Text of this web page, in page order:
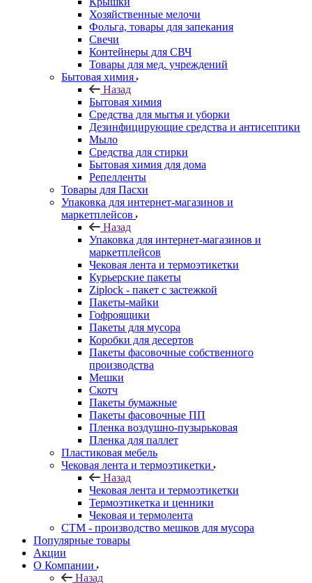
Хозяйственные мелочи
Фольга, товары для запекания
Свечи
Контейнеры для СВЧ
Товары для мед. учреждений
Бытовая химия
Назад
Бытовая химия
Средства для мытья и уборки
Дезинфицирующие средства и антисептики
Мыло
Средства для стирки
Бытовая химия для дома
Репелленты
Товары для Пасхи
Упаковка для интернет-магазинов и
маркетплейсов
Назад
Упаковка для интернет-магазинов и
маркетплейсов
Чековая лента и термоэтикетки
Курьерские пакеты
Ziplock - пакет с застежкой
Пакеты-майки
Гофроящики
Пакеты для мусора
Коробки для десертов
Пакеты фасовочные собственного
производства
Мешки
Скотч
Пакеты бумажные
Пакеты фасовочные ПП
Пленка воздушно-пузырьковая
Пленка для паллет
Пластиковая мебель
Чековая лента и термоэтикетки
Назад
Чековая лента и термоэтикетки
Термоэтикетка и ценники
Чековая и термолента
СТМ - производство мешков для мусора
Популярные товары
Акции
О Компании
Назад